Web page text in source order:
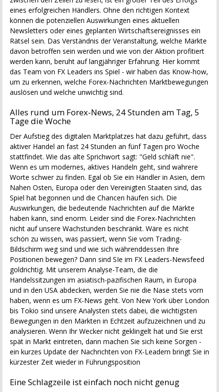
eines erfolgreichen Händlers. Ohne den richtigen Kontext
können die potenziellen Auswirkungen eines aktuellen
Newsletters oder eines geplanten Wirtschaftsereignisses ein
Rätsel sein. Das Verständnis der Veranstaltung, welche Märkte
davon betroffen sein werden und wie von der Aktion profitiert
werden kann, beruht auf langjähriger Erfahrung. Hier kommt
das Team von FX Leaders ins Spiel - wir haben das Know-how,
um zu erkennen, welche Forex-Nachrichten Marktbewegungen
auslösen und welche unwichtig sind.
Alles rund um Forex-News, 24 Stunden am Tag, 5
Tage die Woche
Der Aufstieg des digitalen Marktplatzes hat dazu geführt, dass
aktiver Handel an fast 24 Stunden an fünf Tagen pro Woche
stattfindet. Wie das alte Sprichwort sagt: "Geld schläft nie".
Wenn es um modernes, aktives Handeln geht, sind wahrere
Worte schwer zu finden. Egal ob Sie ein Händler in Asien, dem
Nahen Osten, Europa oder den Vereinigten Staaten sind, das
Spiel hat begonnen und die Chancen häufen sich. Die
Auswirkungen, die bedeutende Nachrichten auf die Märkte
haben kann, sind enorm. Leider sind die Forex-Nachrichten
nicht auf unsere Wachstunden beschränkt. Wäre es nicht
schön zu wissen, was passiert, wenn Sie vom Trading-
Bildschirm weg sind und wie sich währenddessen Ihre
Positionen bewegen? Dann sind SIe im FX Leaders-Newsfeed
goldrichtig. Mit unserem Analyse-Team, die die
Handelssitzungen im asiatisch-pazifischen Raum, in Europa
und in den USA abdecken, werden Sie nie die Nase stets vorn
haben, wenn es um FX-News geht. Von New York über London
bis Tokio sind unsere Analysten stets dabei, die wichtigsten
Bewegungen in den Märkten in Echtzeit aufzuzeichnen und zu
analysieren. Wenn Ihr Wecker nicht geklingelt hat und Sie erst
spät in Markt eintreten, dann machen Sie sich keine Sorgen -
ein kurzes Update der Nachrichten von FX-Leadern bringt Sie in
kürzester Zeit wieder in Führungsposition
Eine Schlagzeile ist einfach noch nicht genug